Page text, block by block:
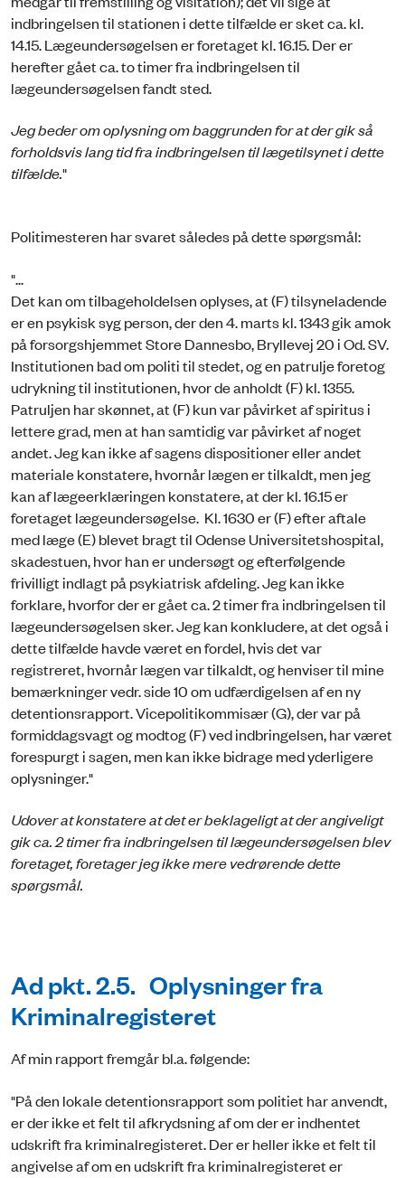
indbringelsen til stationen i dette tilfælde er sket ca. kl.
14.15. Lægeundersøgelsen er foretaget kl. 16.15. Der er
herefter gået ca. to timer fra indbringelsen til
lægeundersøgelsen fandt sted.
Jeg beder om oplysning om baggrunden for at der gik så
forholdsvis lang tid fra indbringelsen til lægetilsynet i dette
tilfælde."
Politimesteren har svaret således på dette spørgsmål:
"...
Det kan om tilbageholdelsen oplyses, at (F) tilsyneladende
er en psykisk syg person, der den 4. marts kl. 1343 gik amok
på forsorgshjemmet Store Dannesbo, Bryllevej 20 i Od. SV.
Institutionen bad om politi til stedet, og en patrulje foretog
udrykning til institutionen, hvor de anholdt (F) kl. 1355.
Patruljen har skønnet, at (F) kun var påvirket af spiritus i
lettere grad, men at han samtidig var påvirket af noget
andet. Jeg kan ikke af sagens dispositioner eller andet
materiale konstatere, hvornår lægen er tilkaldt, men jeg
kan af lægeerklæringen konstatere, at der kl. 16.15 er
foretaget lægeundersøgelse. Kl. 1630 er (F) efter aftale
med læge (E) blevet bragt til Odense Universitetshospital,
skadestuen, hvor han er undersøgt og efterfølgende
frivilligt indlagt på psykiatrisk afdeling. Jeg kan ikke
forklare, hvorfor der er gået ca. 2 timer fra indbringelsen til
lægeundersøgelsen sker. Jeg kan konkludere, at det også i
dette tilfælde havde været en fordel, hvis det var
registreret, hvornår lægen var tilkaldt, og henviser til mine
bemærkninger vedr. side 10 om udfærdigelsen af en ny
detentionsrapport. Vicepolitikommisær (G), der var på
formiddagsvagt og modtog (F) ved indbringelsen, har været
forespurgt i sagen, men kan ikke bidrage med yderligere
oplysninger."
Udover at konstatere at det er beklageligt at der angiveligt
gik ca. 2 timer fra indbringelsen til lægeundersøgelsen blev
foretaget, foretager jeg ikke mere vedrørende dette
spørgsmål.
Ad pkt. 2.5. Oplysninger fra
Kriminalregisteret
Af min rapport fremgår bl.a. følgende:
"På den lokale detentionsrapport som politiet har anvendt,
er der ikke et felt til afkrydsning af om der er indhentet
udskrift fra kri­minalregisteret. Der er heller ikke et felt til
angivelse af om en udskrift fra kriminalregisteret er